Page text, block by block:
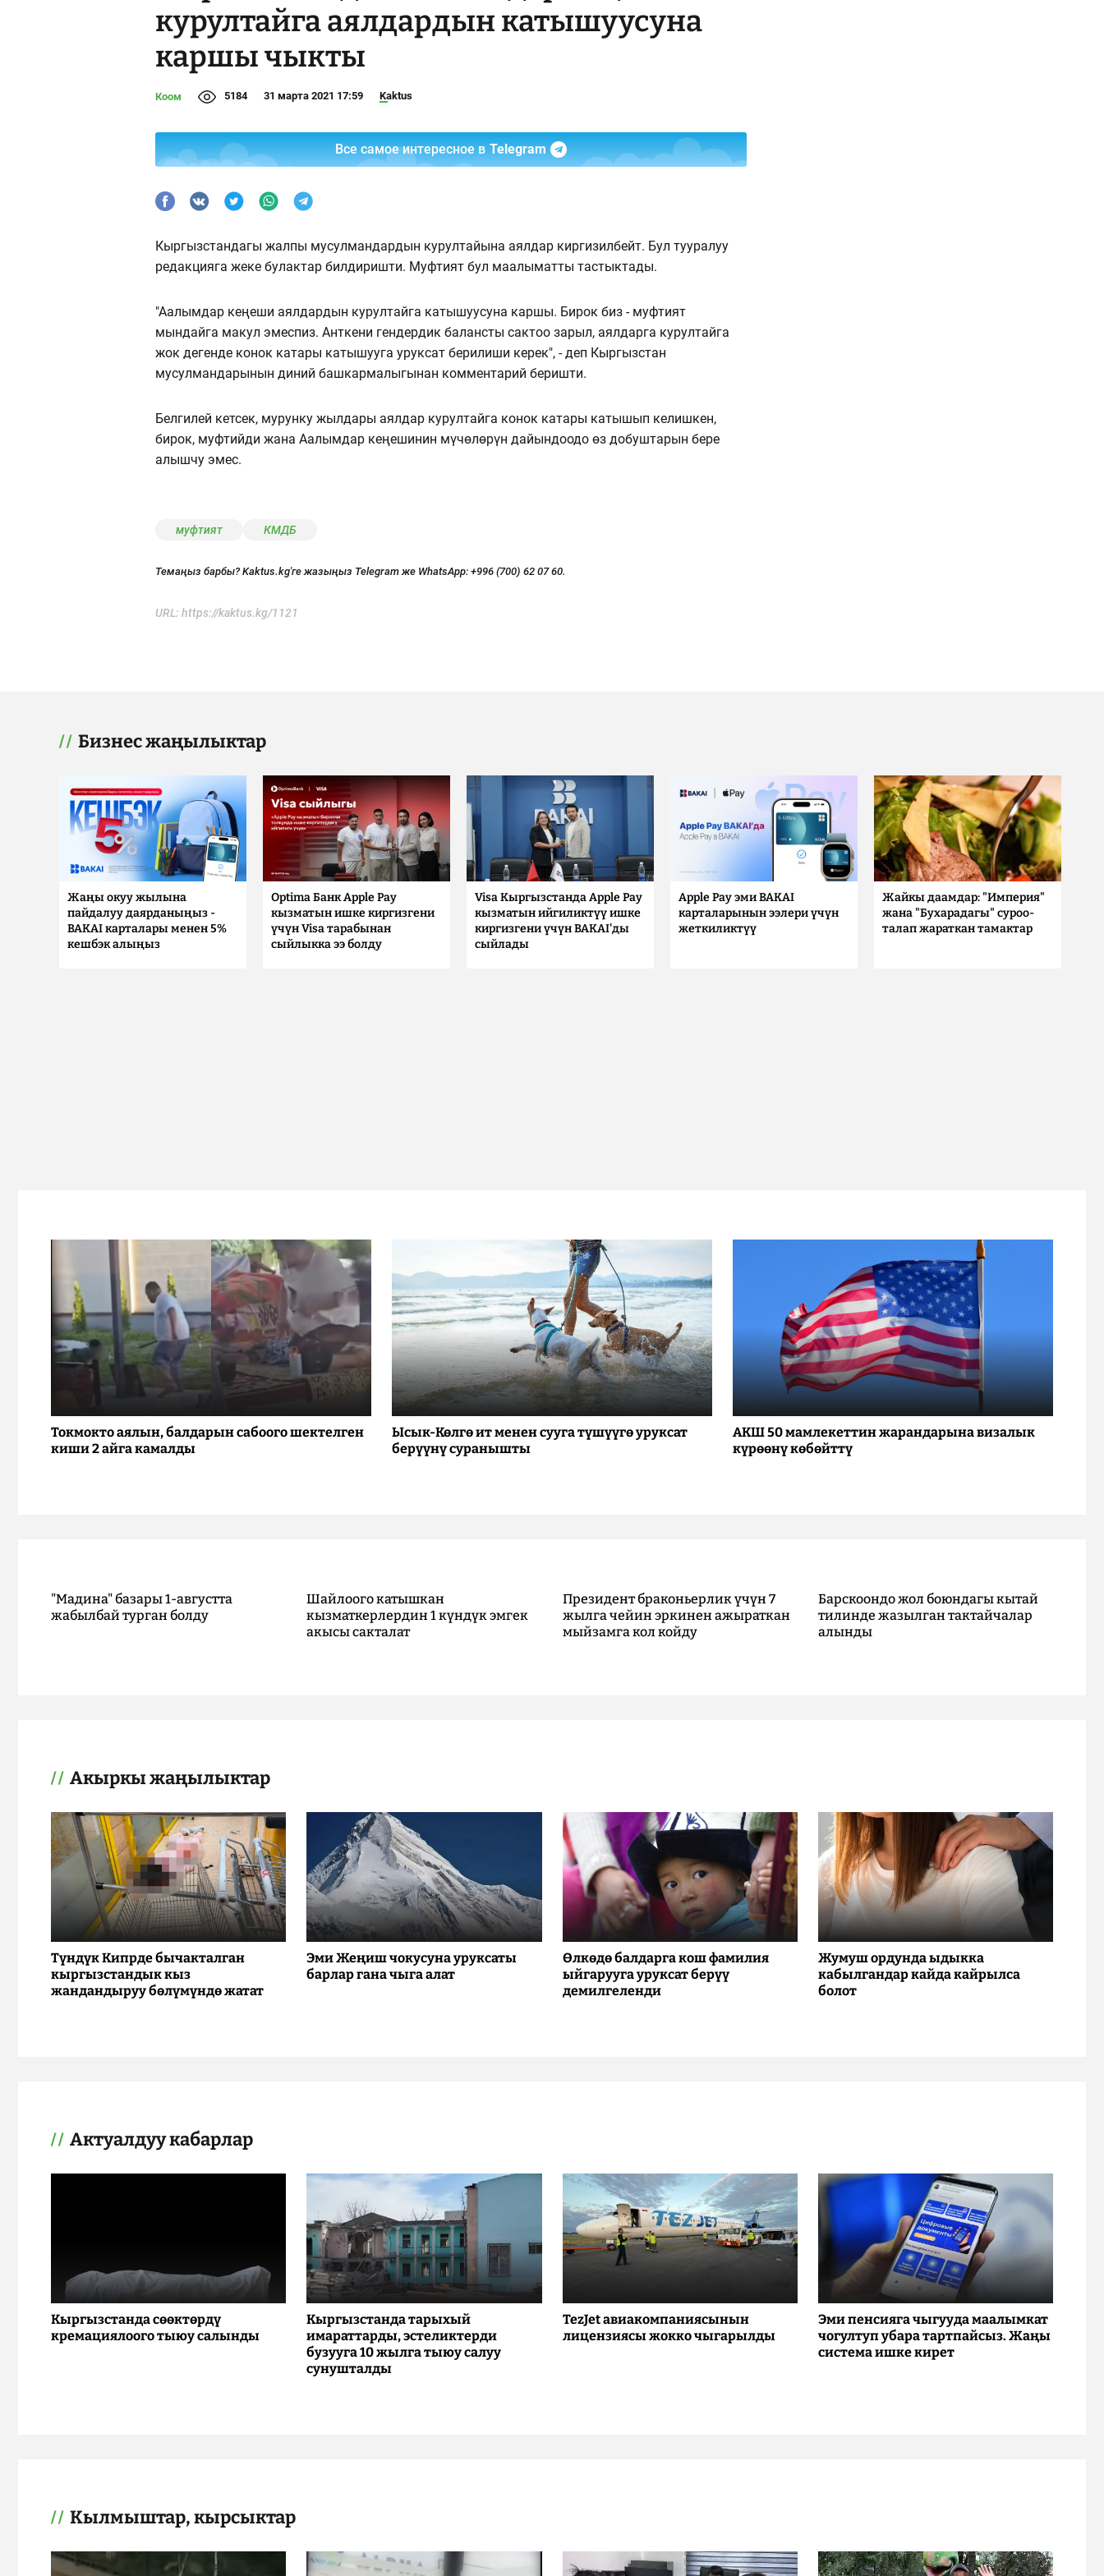
курултайга аялдардын катышуусуна
каршы чыкты
Коом 5184 31 марта 2021 17:59 Kaktus
Все самое интересное в Telegram
Кыргызстандагы жалпы мусулмандардын курултайына аялдар киргизилбейт. Бул тууралуу
редакцияга жеке булактар билдиришти. Муфтият бул маалыматты тастыктады.
"Аалымдар кеңеши аялдардын курултайга катышуусуна каршы. Бирок биз - муфтият
мындайга макул эмеспиз. Анткени гендердик балансты сактоо зарыл, аялдарга курултайга
жок дегенде конок катары катышууга уруксат берилиши керек", - деп Кыргызстан
мусулмандарынын диний башкармалыгынан комментарий беришти.
Белгилей кетсек, мурунку жылдары аялдар курултайга конок катары катышып келишкен,
бирок, муфтийди жана Аалымдар кеңешинин мүчөлөрүн дайындоодо өз добуштарын бере
алышчу эмес.
муфтият КМДБ
Темаңыз барбы? Kaktus.kg'ге жазыңыз Telegram же WhatsApp: +996 (700) 62 07 60.
URL: https://kaktus.kg/1121
Бизнес жаңылыктар
Жаңы окуу жылына
пайдалуу даярданыңыз -
BAKAI карталары менен 5%
кешбэк алыңыз
Optima Банк Apple Pay
кызматын ишке киргизгени
үчүн Visa тарабынан
сыйлыкка ээ болду
Visa Кыргызстанда Apple Pay
кызматын ийгиликтүү ишке
киргизгени үчүн BAKAI'ды
сыйлады
Apple Pay эми BAKAI
карталарынын ээлери үчүн
жеткиликтүү
Жайкы даамдар: "Империя"
жана "Бухарадагы" суроо-
талап жараткан тамактар
Токмокто аялын, балдарын сабоого шектелген
киши 2 айга камалды
Ысык-Көлгө ит менен сууга түшүүгө уруксат
берүүнү суранышты
АКШ 50 мамлекеттин жарандарына визалык
күрөөнү көбөйттү
"Мадина" базары 1-августта
жабылбай турган болду
Шайлоого катышкан
кызматкерлердин 1 күндүк эмгек
акысы сакталат
Президент браконьерлик үчүн 7
жылга чейин эркинен ажыраткан
мыйзамга кол койду
Барскоондо жол боюндагы кытай
тилинде жазылган тактайчалар
алынды
Акыркы жаңылыктар
Түндүк Кипрде бычакталган
кыргызстандык кыз
жандандыруу бөлүмүндө жатат
Эми Жеңиш чокусуна уруксаты
барлар гана чыга алат
Өлкөдө балдарга кош фамилия
ыйгарууга уруксат берүү
демилгеленди
Жумуш ордунда ыдыкка
кабылгандар кайда кайрылса
болот
Актуалдуу кабарлар
Кыргызстанда сөөктөрдү
кремациялоого тыюу салынды
Кыргызстанда тарыхый
имараттарды, эстеликтерди
бузууга 10 жылга тыюу салуу
сунушталды
TezJet авиакомпаниясынын
лицензиясы жокко чыгарылды
Эми пенсияга чыгууда маалымкат
чогултуп убара тартпайсыз. Жаңы
система ишке кирет
Кылмыштар, кырсыктар